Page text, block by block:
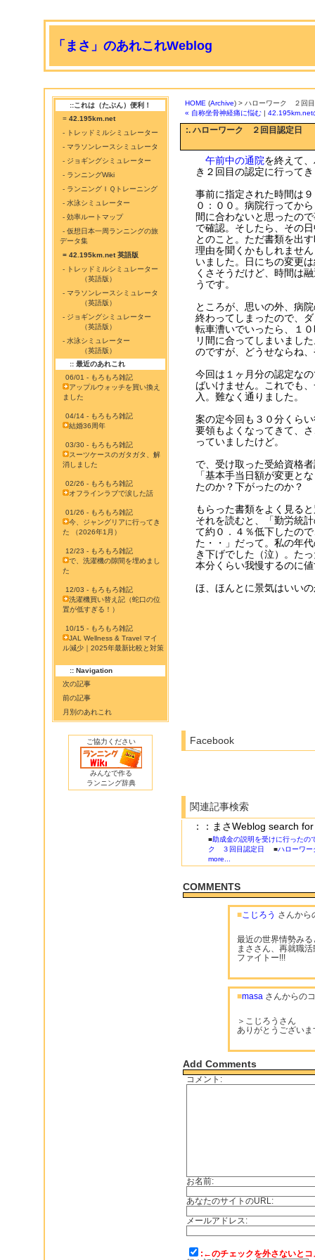
「まさ」のあれこれWeblog
::これは（たぶん）便利！
= 42.195km.net
- トレッドミルシミュレーター
- マラソンレースシミュレータ
- ジョギングシミュレーター
- ランニングWiki
- ランニングＩＱトレーニング
- 水泳シミュレーター
- 効率ルートマップ
- 仮想日本一周ランニングの旅
データ集
= 42.195km.net 英語版
- トレッドミルシミュレーター
（英語版）
- マラソンレースシミュレータ
（英語版）
- ジョギングシミュレーター
（英語版）
- 水泳シミュレーター
（英語版）
:: 最近のあれこれ
06/01 - もろもろ雑記
アップルウォッチを買い換え
ました
04/14 - もろもろ雑記
結婚36周年
03/30 - もろもろ雑記
スーツケースのガタガタ、解
消しました
02/26 - もろもろ雑記
オフラインラブで涙した話
01/26 - もろもろ雑記
今、ジャングリアに行ってき
た （2026年1月）
12/23 - もろもろ雑記
で、洗濯機の隙間を埋めまし
た
12/03 - もろもろ雑記
洗濯機買い替え記（蛇口の位
置が低すぎる！）
10/15 - もろもろ雑記
JAL Wellness & Travel マイ
ル減少｜2025年最新比較と対策
:: Navigation
次の記事
前の記事
月別のあれこれ
ご協力ください
みんなで作る
ランニング辞典
HOME (Archive) > ハローワーク ２回
« 自称坐骨神経痛に悩む | 42.195km.net
:. ハローワーク ２回目認定日
午前中の通院を終えて
き２回目の認定に行って
事前に指定された時間は
０：００。病院行ってか
間に合わないと思ったの
で確認。そしたら、その
とのこと。ただ書類を出
理由を聞くかもしれませ
いました。日にちの変更
くさそうだけど、時間は
うです。
ところが、思いの外、病
終わってしまったので、
転車漕いでいったら、１
リ間に合ってしまいまし
のですが、どうせならね
今回は１ヶ月分の認定な
ばいけません。これでも
入。難なく通りました。
案の定今回も３０分くら
要領もよくなってきて、
っていましたけど。
で、受け取った受給資格
「基本手当日額が変更と
たのか？下がったのか？
もらった書類をよく見る
それを読むと、「勤労統
て約０．４％低下したの
た・・」だって。私の年
き下げでした（泣）。た
本分くらい我慢するのに
ほ、ほんとに景気はいい
Facebook
関連記事検索
：：まさWeblog search
■助成金の説明を受けに行ったの
ク ３回目認定日
■ハローワ
more...
COMMENTS
■こじろう さんから
最近の世界情勢み
まささん、再就職
ファイトー!!!
■masa さんからの
＞こじろうさん
ありがとうございま
Add Comments
コメント:
お名前:
あなたのサイトのURL:
メールアドレス:
:←のチェックを外さないと